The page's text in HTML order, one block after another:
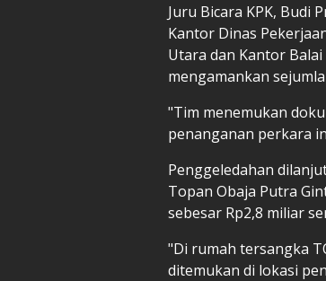
Juru Bicara KPK, Budi
Kantor Dinas
Utara dan Kantor Balai
mengamankan
"Tim menemukan
penanganan perkara
Penggeledahan
Topan Obaja Putra
sebesar Rp2,8 miliar
"Di rumah tersangka
ditemukan di lokasi